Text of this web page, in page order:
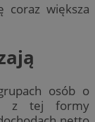
coraz większa
osób o
z tej formy